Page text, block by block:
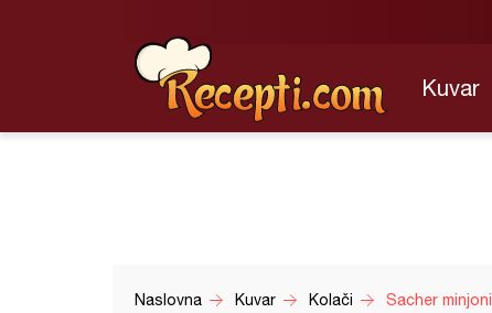
Kuvar
Naslovna Kuvar Kolači Sacher minjoni